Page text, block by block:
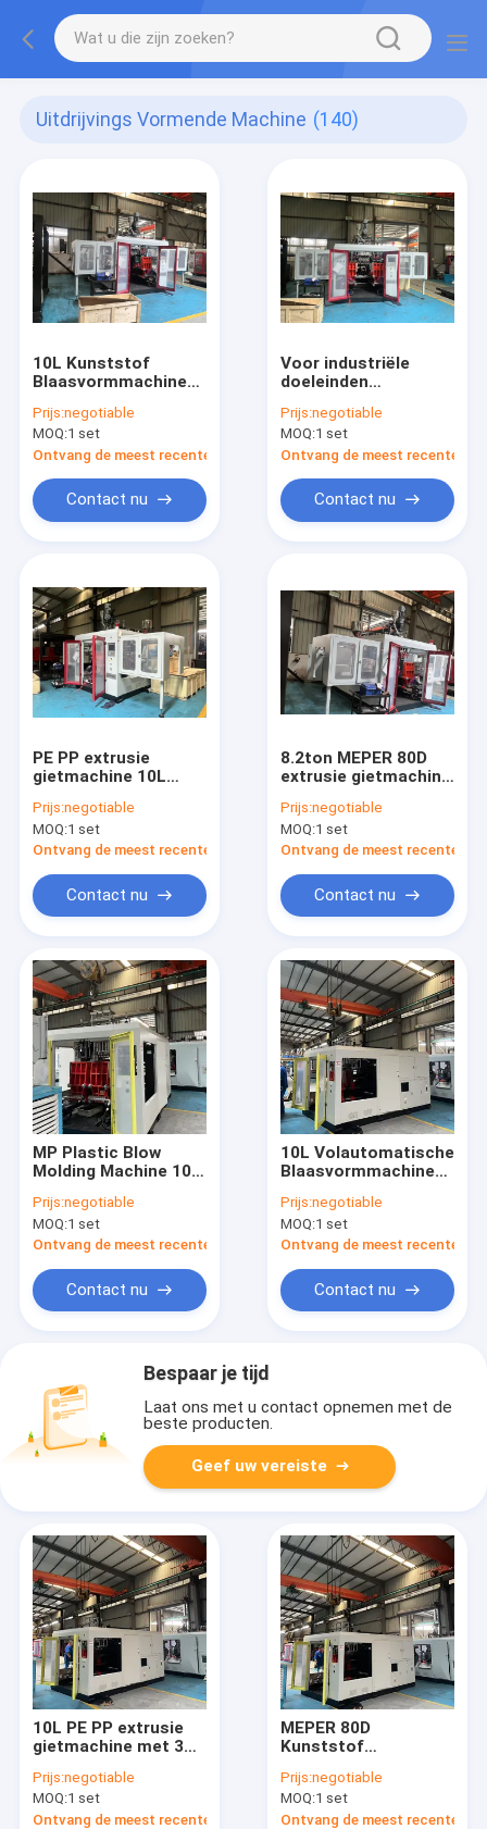
Uitdrijvings Vormende Machine (140)
10L Kunststof
Blaasvormmachine
Klemkracht
Prijs:negotiable
MOQ:1 set
Ontvang de meest recente Prijs
Contact nu
Voor industriële
doeleinden
gietmachine voor
kunststof
Prijs:negotiable
MOQ:1 set
Ontvang de meest recente
Contact nu
PE PP extrusie
gietmachine 10L
Prijs:negotiable
MOQ:1 set
Ontvang de meest recente Prijs
Contact nu
8.2ton MEPER 80D
extrusie gietmachine
Prijs:negotiable
MOQ:1 set
Ontvang de meest recente
Contact nu
MP Plastic Blow
Molding Machine 10L
Prijs:negotiable
MOQ:1 set
Ontvang de meest recente Prijs
Contact nu
10L Volautomatische
Blaasvormmachine
Platen Slagen
Prijs:negotiable
MOQ:1 set
Ontvang de meest recente
Contact nu
Bespaar je tijd
Laat ons met u contact opnemen met de
beste producten.
Geef uw vereiste
10L PE PP extrusie
gietmachine met 3
Prijs:negotiable
MOQ:1 set
Ontvang de meest recente Prijs
MEPER 80D
Kunststof
8,2 Ton voor Holle
Producten
Prijs:negotiable
MOQ:1 set
Ontvang de meest recente